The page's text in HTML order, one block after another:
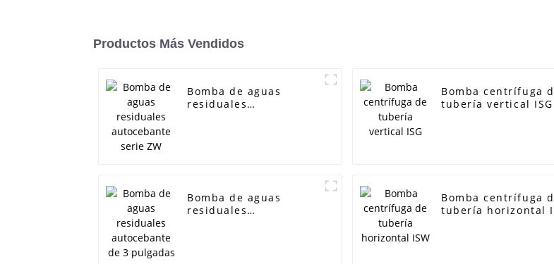
Productos Más Vendidos
Bomba de aguas
residuales
Bomba centrífuga
tubería vertical ISG
Bomba de aguas
residuales
Bomba centrífuga
tubería horizontal